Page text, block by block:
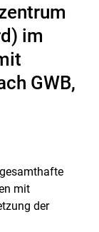
im
GWB,
mit
der